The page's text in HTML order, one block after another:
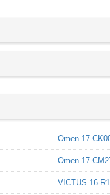
Omen 17-
Omen 17-
VICTUS 16-